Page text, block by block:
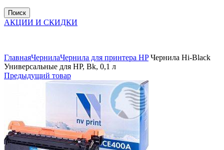
Поиск
АКЦИИ И СКИДКИ
ГлавнаяЧернилаЧернила для принтера HPЧернила Hi-Black
Универсальные для HP, Bk, 0,1 л
Предыдущий товар